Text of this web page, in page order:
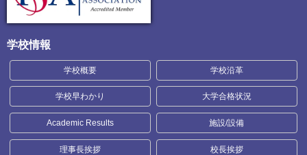
学校情報
学校概要 学校沿革
学校早わかり 大学合格状況
Academic Results 施設/設備
理事長挨拶 校長挨拶